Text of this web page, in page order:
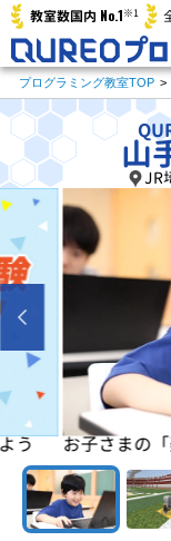
教室数国内 No.1※1
プログラミング教室TOP >
山
JR
う お子さまの